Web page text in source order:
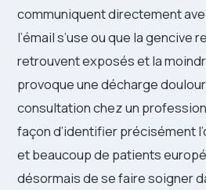
communiquent directement
l’émail s’use ou que la gencive
retrouvent exposés et la
provoque une décharge
consultation chez un
façon d’identifier précisément
et beaucoup de patients
désormais de se faire soigner